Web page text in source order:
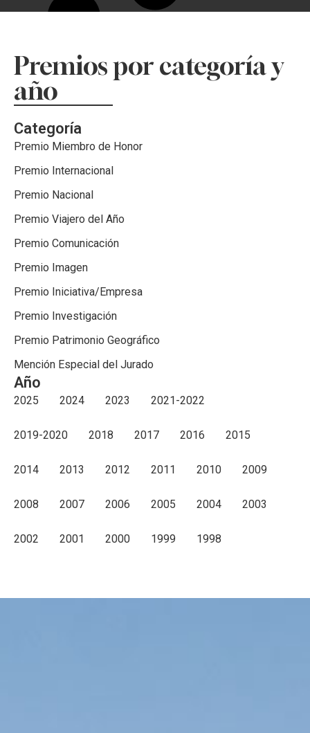
Premios por categoría y
año
Categoría
Premio Miembro de Honor
Premio Internacional
Premio Nacional
Premio Viajero del Año
Premio Comunicación
Premio Imagen
Premio Iniciativa/Empresa
Premio Investigación
Premio Patrimonio Geográfico
Mención Especial del Jurado
Año
2025 2024 2023 2021-2022
2019-2020 2018 2017 2016 2015
2014 2013 2012 2011 2010 2009
2008 2007 2006 2005 2004 2003
2002 2001 2000 1999 1998